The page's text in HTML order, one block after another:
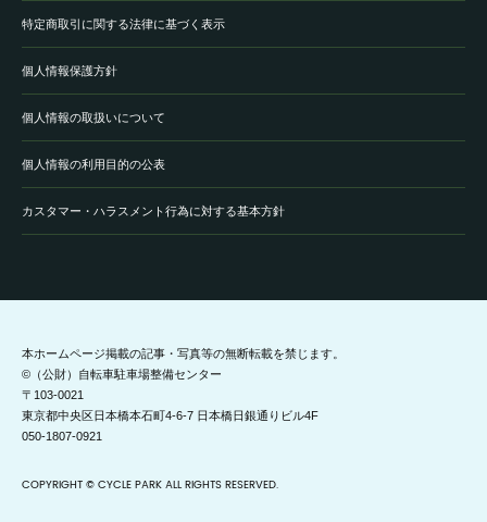
特定商取引に関する法律に基づく表示
個人情報保護方針
個人情報の取扱いについて
個人情報の利用目的の公表
カスタマー・ハラスメント行為に対する基本方針
本ホームページ掲載の記事・写真等の無断転載を禁じます。
©（公財）自転車駐車場整備センター
〒103-0021
東京都中央区日本橋本石町4-6-7 日本橋日銀通りビル4F
050-1807-0921
COPYRIGHT © CYCLE PARK ALL RIGHTS RESERVED.